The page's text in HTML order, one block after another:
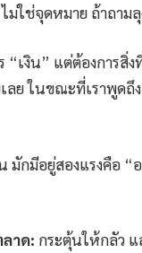
ม่ใช่จุดหมาย ถ้าถา
“เงิน” แต่ต้องการสิ่
ลย ในขณะที่เราพูด
มักมีอยู่สองแรงคือ
าด: กระตุ้นให้กลัว แ